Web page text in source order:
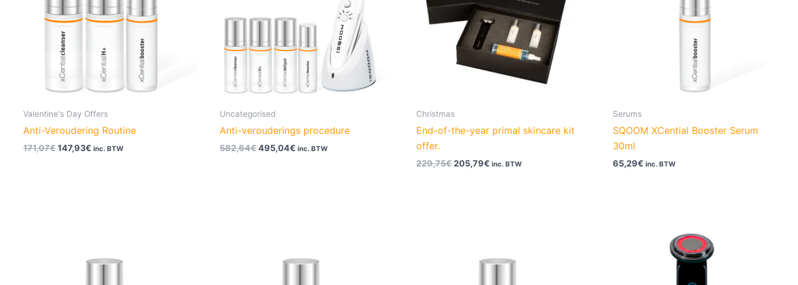
Valentine's Day Offers
Anti-Veroudering Routine
171,07€147,93€ inc. BTW
Uncategorised
Anti-verouderings procedure
582,64€495,04€ inc. BTW
Christmas
End-of-the-year primal skincare kit
offer.
229,75€205,79€ inc. BTW
Serums
SQOOM XCential Booster Serum
30ml
65,29€ inc. BTW